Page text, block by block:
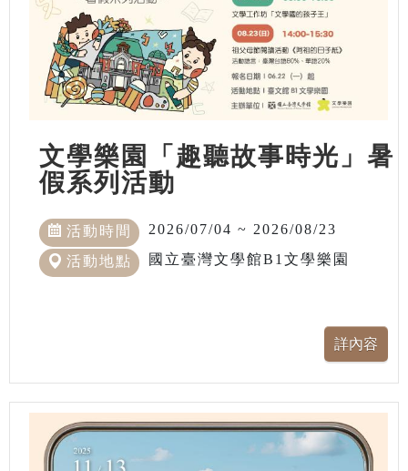
文學樂園「趣聽故事時光」暑
假系列活動
活動時間 2026/07/04 ~ 2026/08/23
活動地點 國立臺灣文學館B1文學樂園